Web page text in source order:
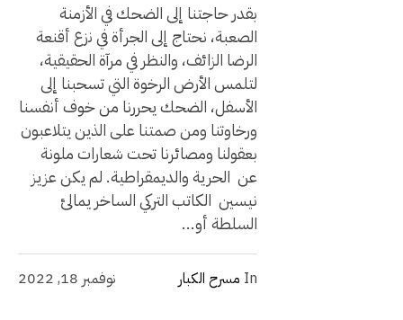
بقدر حاجتنا إلى الضحك في الأزمنة
الصعبة، نحتاج إلى الجرأة في نزع أقنعة
الرضا الزائف، والنظر في مرآة الحقيقية،
لتلمس الأرض الرخوة التي تسحبنا إلى
الأسفل، الضحك يحررنا من خوف أنفسنا
ورخاوتنا ومن صمتنا على الذين يتلاعبون
بعقولنا ومصائرنا تحت شعارات ملونة
عن الحرية والديمقراطية. لم يكن عزيز
نيسين الكاتب التركي الساخر يمالئ
السلطة أو...
نوفمبر 18, 2022 In مسرح الكبار